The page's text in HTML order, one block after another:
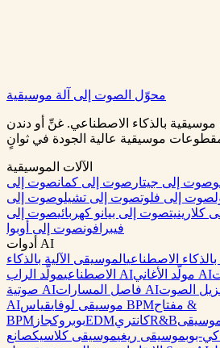
حوّل مجاناً اعرف المزيد
محوّل الصوت إلى آلة موسيقية
بالذكاء الاصطناعي. غنِّ أو دندن
الآلات الموسيقية
صوت إلى جيتار صوت إلى كمانصوت إلى
صوت إلى فلوتصوت إلى تشيلوصوت إلى
صوت إلى بيانو كهربائيصوت إلى
فيبرافونصوت إلى أوبوا
أدوات AI
الاصطناعيالموسيقى الآلية بالذكاء
الاصطناعي مولّد الراب AI مولّد الأغاني AI
صوتية AI
فاصل المسارات AI
AI
موسيقى لوفاي قياس BPMمفتاح &
BPM
بوبروكجاز EDMكانتريR&B
بوبموسيقى ريغيموسيقى كلاسيكصانع